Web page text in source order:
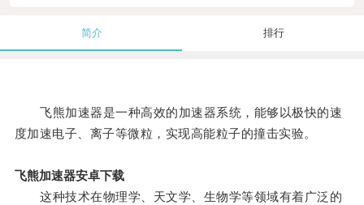
简介 排行
飞熊加速器是一种高效的加速器系统，能够以极快的速
度加速电子、离子等微粒，实现高能粒子的撞击实验。
飞熊加速器安卓下载
这种技术在物理学、天文学、生物学等领域有着广泛的